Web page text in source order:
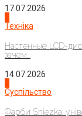
17.07.2026
Техніка
Настенные LCD-
зачем...
14.07.2026
Суспільство
Фарби Sniezka: